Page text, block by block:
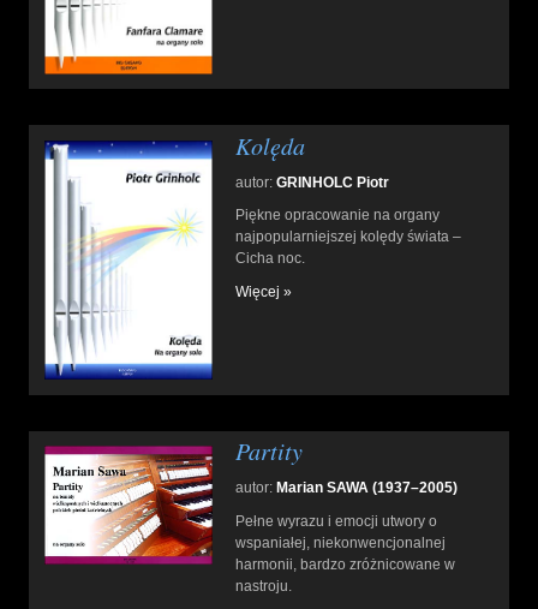
Kolęda
autor:GRINHOLC Piotr
Piękne opracowanie na organy
najpopularniejszej kolędy świata –
Cicha noc.
Więcej »
Partity
autor: Marian SAWA (1937–2005)
Pełne wyrazu i emocji utwory o
wspaniałej, niekonwencjonalnej
harmonii, bardzo zróżnicowane w
nastroju.